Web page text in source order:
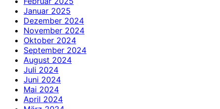
Januar 2025
Dezember 2024
November 2024
Oktober 2024
September 2024
August 2024
Juli 2024
Juni 2024
Mai 2024
April 2024